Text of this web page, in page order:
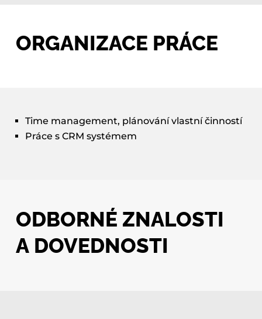
ORGANIZACE PRÁCE
Time management, plánování vlastní činností
Práce s CRM systémem
ODBORNÉ ZNALOSTI
A DOVEDNOSTI